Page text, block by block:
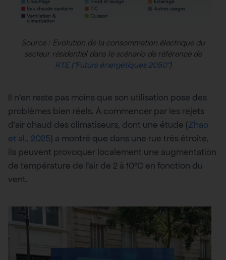
Source : Evolution de la consommation électrique du
secteur résidentiel dans le scénario de référence de
RTE (“Futurs énergétiques 2050”)
Il n’en reste pas moins que son utilisation pose des
problèmes bien réels. À commencer par les rejets
d’air chaud des climatiseurs, dont une étude (Zhao
et al., 2025) a montré que dans une rue très étroite,
ils peuvent provoquer localement une augmentation
de température de l’air de 2 à 10°C en fonction du
vent.